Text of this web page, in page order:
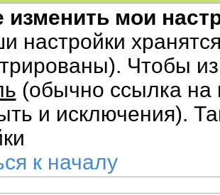
изменить мои
настройки
Чтобы
(обычно ссылка на
и исключения).
к началу